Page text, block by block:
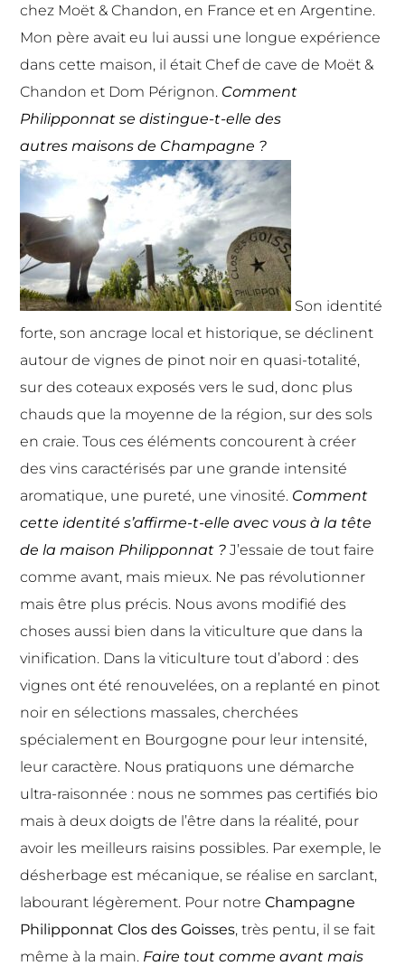
chez Moët & Chandon, en France et en Argentine.
Mon père avait eu lui aussi une longue expérience
dans cette maison, il était Chef de cave de Moët &
Chandon et Dom Pérignon. Comment
Philipponnat se distingue-t-elle des
autres maisons de Champagne ?
Son identité
forte, son ancrage local et historique, se déclinent
autour de vignes de pinot noir en quasi-totalité,
sur des coteaux exposés vers le sud, donc plus
chauds que la moyenne de la région, sur des sols
en craie. Tous ces éléments concourent à créer
des vins caractérisés par une grande intensité
aromatique, une pureté, une vinosité. Comment
cette identité s’affirme-t-elle avec vous à la tête
de la maison Philipponnat ? J’essaie de tout faire
comme avant, mais mieux. Ne pas révolutionner
mais être plus précis. Nous avons modifié des
choses aussi bien dans la viticulture que dans la
vinification. Dans la viticulture tout d’abord : des
vignes ont été renouvelées, on a replanté en pinot
noir en sélections massales, cherchées
spécialement en Bourgogne pour leur intensité,
leur caractère. Nous pratiquons une démarche
ultra-raisonnée : nous ne sommes pas certifiés bio
mais à deux doigts de l’être dans la réalité, pour
avoir les meilleurs raisins possibles. Par exemple, le
désherbage est mécanique, se réalise en sarclant,
labourant légèrement. Pour notreChampagne
Philipponnat Clos des Goisses, très pentu, il se fait
même à la main. Faire tout comme avant mais